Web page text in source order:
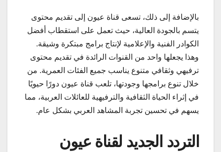
بالإضافة إلى ذلك، تسعى قناة عيون إلى تقديم محتوى
يتسم بالجودة العالية، حيث تعمل على استقطاب أفضل
الكوادر الفنية والإعلامية لإنتاج برامج مبتكرة وشيقة.
وهذا يجعلها واحد من القنوات الرائدة في تقديم محتوى
ترفيهي وثقافي متنوع يناسب جميع الفئات العمرية. من
خلال تنوع برامجها وجودتها، تلعب قناة عيون دورًا حيويًا
في إثراء الحياة الثقافية والترفيهية للعائلات العربية، مما
يسهم في تحسين تجربة المشاهد العربي بشكل عام.
التردد الجديد لقناة عيون